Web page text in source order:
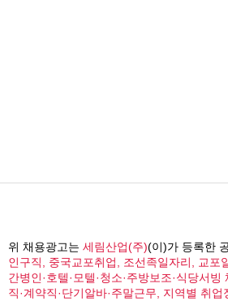
위 채용광고는 세림산업(주)(이)가 등록한
인구직, 중국교포취업, 조선족일자리, 교포
간병인·호텔·모텔·청소·주방보조·식당서
직·계약직·단기알바·주말근무, 지역별 취